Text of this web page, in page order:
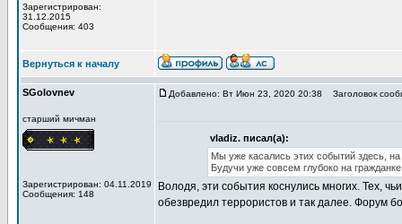
Зарегистрирован:
31.12.2015
Сообщения: 403
Вернуться к началу
SGolovnev
старший мичман
Зарегистрирован: 04.11.2019
Сообщения: 148
Добавлено: Вт Июн 23, 2020 20:38 Заголовок
vladiz. писал(а):
Мы уже касались этих событий здесь,
Будучи уже совсем глубоко на
Володя, эти события коснулись многих. Тех,
обезвредил террористов и так далее. Форум